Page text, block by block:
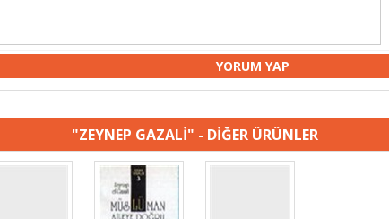
"ZEYNEP GAZALİ" - DİĞER ÜRÜNLER